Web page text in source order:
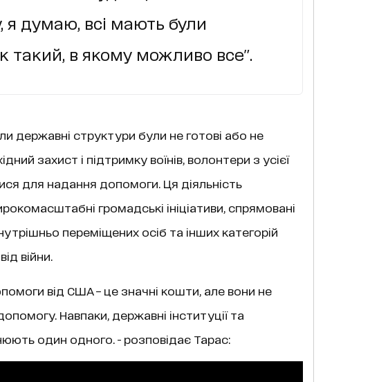
я думаю, всі мають були
такий, в якому можливо все".
державні структури були не готові або не
захист і підтримку воїнів, волонтери з усієї
для надання допомоги. Ця діяльність
громадські ініціативи, спрямовані
переміщених осіб та інших категорій
війни.
від США – це значні кошти, але вони не
Навпаки, державні інституції та
один одного. - розповідає Тарас: